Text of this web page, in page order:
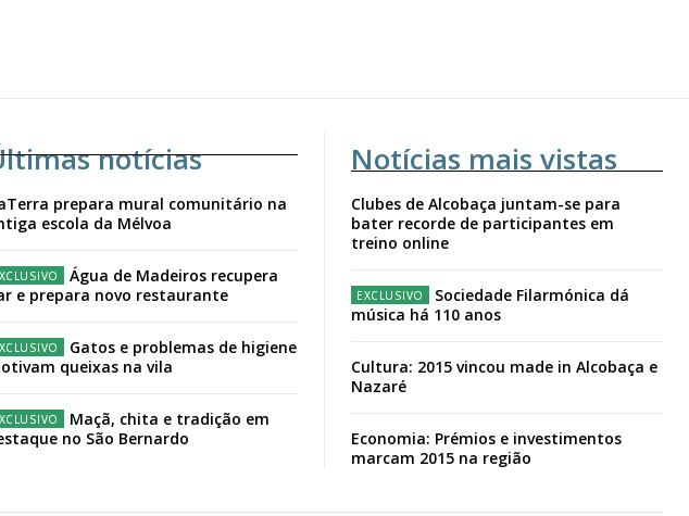
notícias
prepara mural comunitário na
escola da Mélvoa
Água de Madeiros recupera
e prepara novo restaurante
Gatos e problemas de higiene
queixas na vila
Maçã, chita e tradição em
no São Bernardo
Notícias mais vistas
Clubes de Alcobaça juntam-se para
bater recorde de participantes em
treino online
Sociedade Filarmónica dá
música há 110 anos
Cultura: 2015 vincou made in Alcobaça e
Nazaré
Economia: Prémios e investimentos
marcam 2015 na região